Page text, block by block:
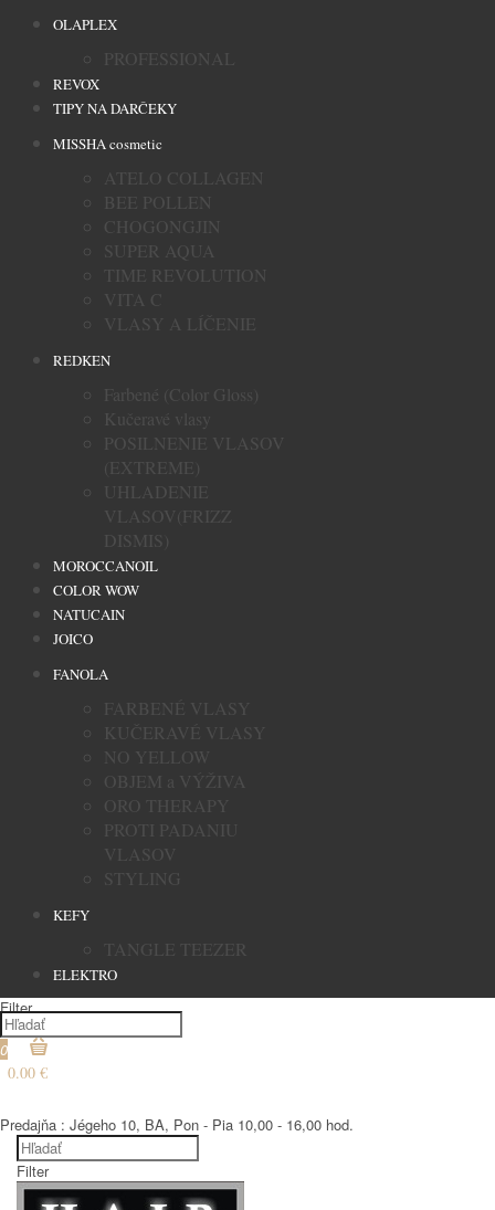
OLAPLEX
PROFESSIONAL
REVOX
TIPY NA DARČEKY
MISSHA cosmetic
ATELO COLLAGEN
BEE POLLEN
CHOGONGJIN
SUPER AQUA
TIME REVOLUTION
VITA C
VLASY A LÍČENIE
REDKEN
Farbené (Color Gloss)
Kučeravé vlasy
POSILNENIE VLASOV
(EXTREME)
UHLADENIE
VLASOV(FRIZZ
DISMIS)
MOROCCANOIL
COLOR WOW
NATUCAIN
JOICO
FANOLA
FARBENÉ VLASY
KUČERAVÉ VLASY
NO YELLOW
OBJEM a VÝŽIVA
ORO THERAPY
PROTI PADANIU
VLASOV
STYLING
KEFY
TANGLE TEEZER
ELEKTRO
Filter
0
0.00 €
Predajňa : Jégeho 10, BA, Pon - Pia 10,00 - 16,00 hod.
Filter